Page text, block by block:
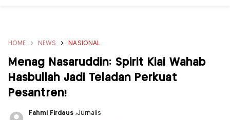
HOME NEWS NASIONAL
Menag Nasaruddin: Spirit Kiai Wahab
Hasbullah Jadi Teladan Perkuat
Pesantren!
Fahmi Firdaus ,Jurnalis